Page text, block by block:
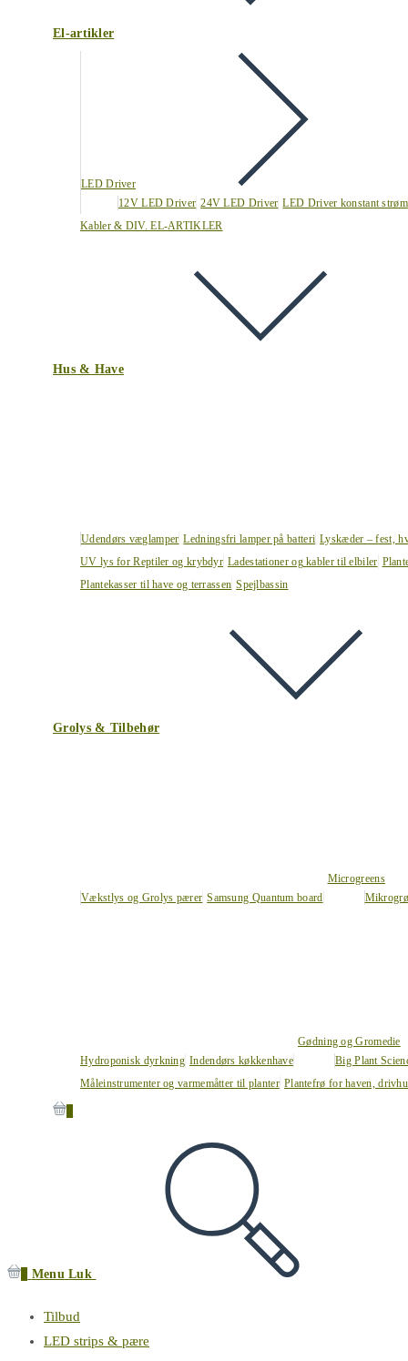
El-artikler
LED Driver
12V LED Driver 24V LED Driver LED Driver konstant strøm
Kabler & DIV. EL-ARTIKLER
Hus & Have
Udendørs væglamper Ledningsfri lamper på batteri Lyskæder – fest,
UV lys for Reptiler og krybdyr Ladestationer og kabler til elbiler
Plantekasser til have og terrassen Spejlbassin
Grolys & Tilbehør
Vækstlys og Grolys pærer Samsung Quantum board
Microgreens
Hydroponisk dyrkning Indendørs køkkenhave
Gødning og Gromedie
Big Plant
Måleinstrumenter og varmemåtter til planter Plantefrø for haven,
Menu Luk
Tilbud
LED strips & pære